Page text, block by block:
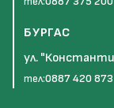
БУРГАС
ул.
тел:0887 420 873